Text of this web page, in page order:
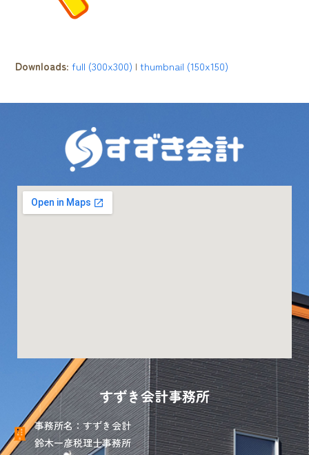
Downloads:full (300x300) |thumbnail (150x150)
すずき会計事務所
事務所名：すずき会計
鈴木一彦税理士事務所